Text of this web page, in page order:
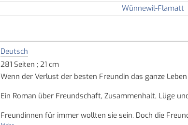
Wünnewil-Flamatt
Deutsch
281 Seiten ; 21 cm
Wenn der Verlust der besten Freundin das ganze Leben
Ein Roman über Freundschaft, Zusammenhalt, Lüge
Freundinnen für immer wollten sie sein. Doch die